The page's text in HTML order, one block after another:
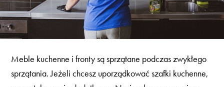
Meble kuchenne i fronty są sprzątane podczas zwykłego
sprzątania. Jeżeli chcesz uporządkować szafki kuchenne,